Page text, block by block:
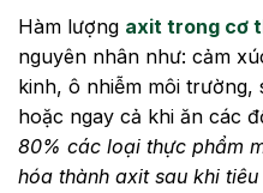
Hàm lượng axit trong cơ
nguyên nhân như: cảm
kinh, ô nhiễm môi
hoặc ngay cả khi ăn các
80% các loại thực phẩm
hóa thành axit sau khi